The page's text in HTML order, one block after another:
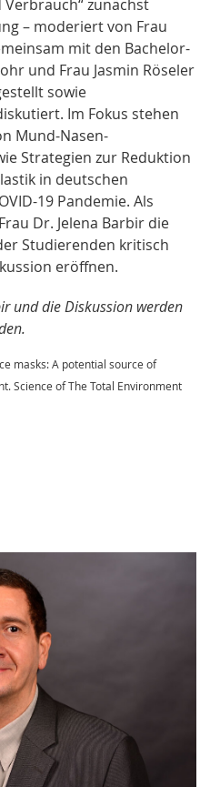
zunächst
– moderiert von Frau
mit den Bachelor-
und Frau Jasmin Röseler
sowie
Im Fokus stehen
Mund-Nasen-
Strategien zur Reduktion
in deutschen
19 Pandemie. Als
Dr. Jelena Barbir die
Studierenden kritisch
eröffnen.
und die Diskussion werden
masks: A potential source of
Science of The Total Environment